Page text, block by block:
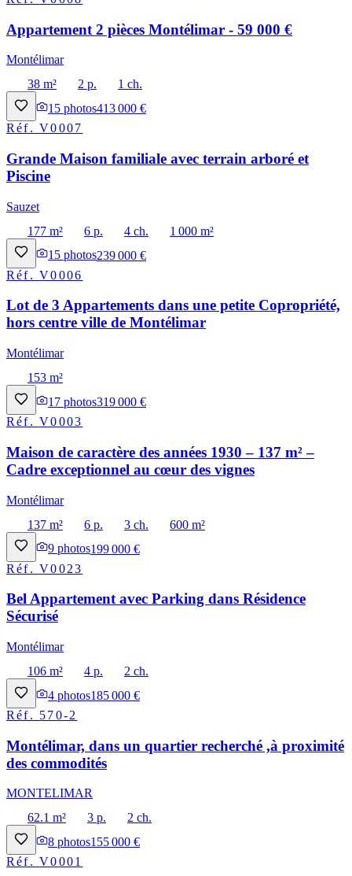
Appartement 2 pièces Montélimar - 59 000 €
Montélimar
38 m²
2 p.
1 ch.
15 photos413 000 €
Réf.V0007
Grande Maison familiale avec terrain arboré et
Piscine
Sauzet
177 m²
6 p. 4 ch.
1 000 m²
15 photos239 000 €
Réf.V0006
Lot de 3 Appartements dans une petite Copropriété,
hors centre ville de Montélimar
Montélimar
153 m²
17 photos319 000 €
Réf.V0003
Maison de caractère des années 1930 – 137 m² –
Cadre exceptionnel au cœur des vignes
Montélimar
137 m²
6 p. 3 ch.
600 m²
9 photos199 000 €
Réf.V0023
Bel Appartement avec Parking dans Résidence
Sécurisé
Montélimar
106 m²
4 p.
2 ch.
4 photos185 000 €
Réf. 570-2
Montélimar, dans un quartier recherché ,à proximité
des commodités
MONTELIMAR
62.1 m²
3 p.
2 ch.
8 photos155 000 €
Réf.V0001